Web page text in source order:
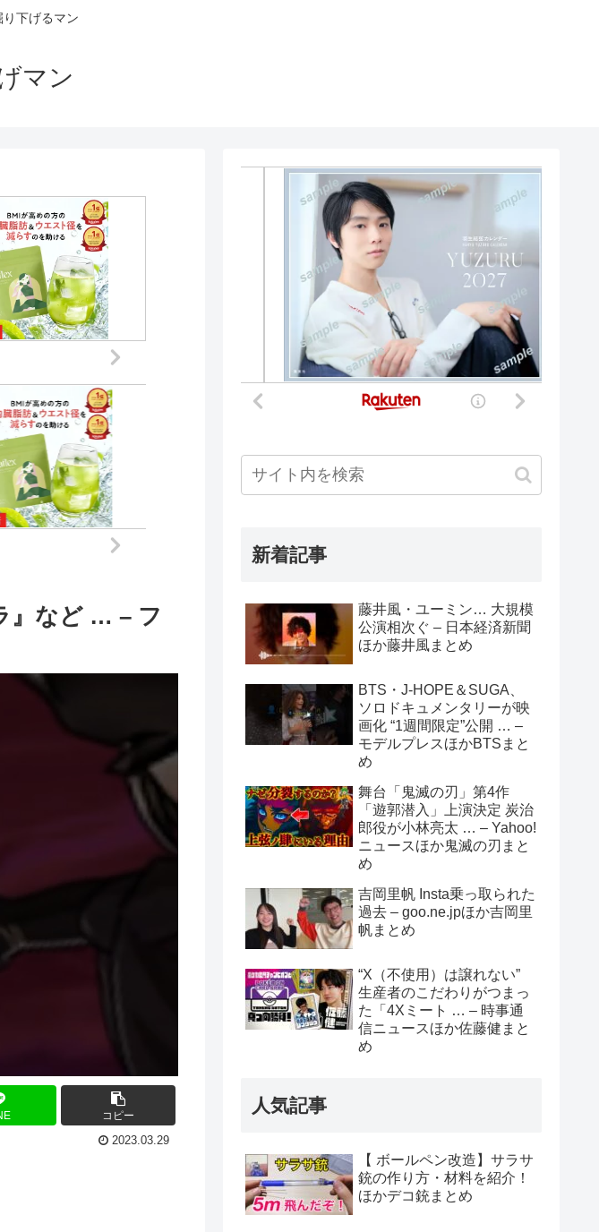
下げるマン
マン
』など … – フ
コピー
2023.03.29
新着記事
藤井風・ユーミン… 大規模
公演相次ぐ – 日本経済新聞
ほか藤井風まとめ
BTS・J-HOPE＆SUGA、
ソロドキュメンタリーが映
画化 “1週間限定”公開 … –
モデルプレスほかBTSまと
め
舞台「鬼滅の刃」第4作
「遊郭潜入」上演決定 炭治
郎役が小林亮太 … – Yahoo!
ニュースほか鬼滅の刃まと
め
吉岡里帆 Insta乗っ取られた
過去 – goo.ne.jpほか吉岡里
帆まとめ
“X（不使用）は譲れない”
生産者のこだわりがつまっ
た「4Xミート … – 時事通
信ニュースほか佐藤健まと
め
人気記事
【 ボールペン改造】サラサ
銃の作り方・材料を紹介！
ほかデコ銃まとめ